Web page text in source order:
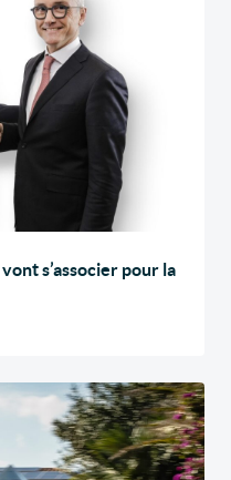
s’associer pour la